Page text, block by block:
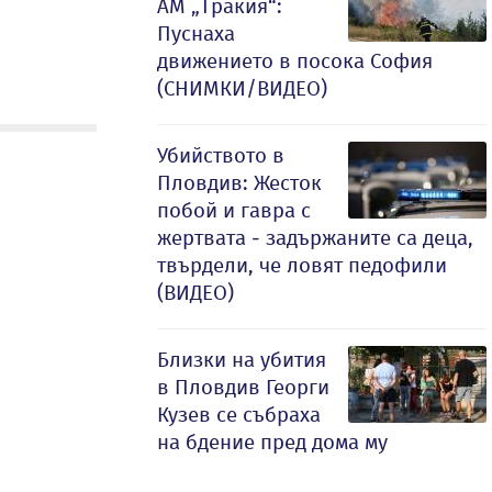
АМ „Тракия“:
Пуснаха
движението в посока София
(СНИМКИ/ВИДЕО)
Убийството в
Пловдив: Жесток
побой и гавра с
жертвата - задържаните са деца,
твърдели, че ловят педофили
(ВИДЕО)
Близки на убития
в Пловдив Георги
Кузев се събраха
на бдение пред дома му